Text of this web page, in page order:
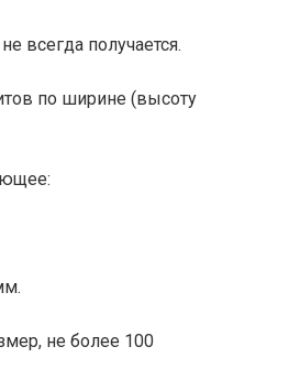
всегда получается.
по ширине (высоту
не более 100